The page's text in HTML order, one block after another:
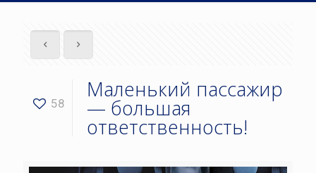
58
Маленький пассажир
— большая
ответственность!